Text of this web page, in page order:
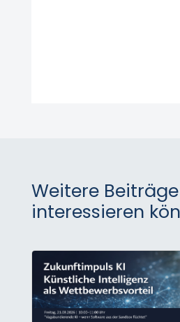
Weitere
interessieren